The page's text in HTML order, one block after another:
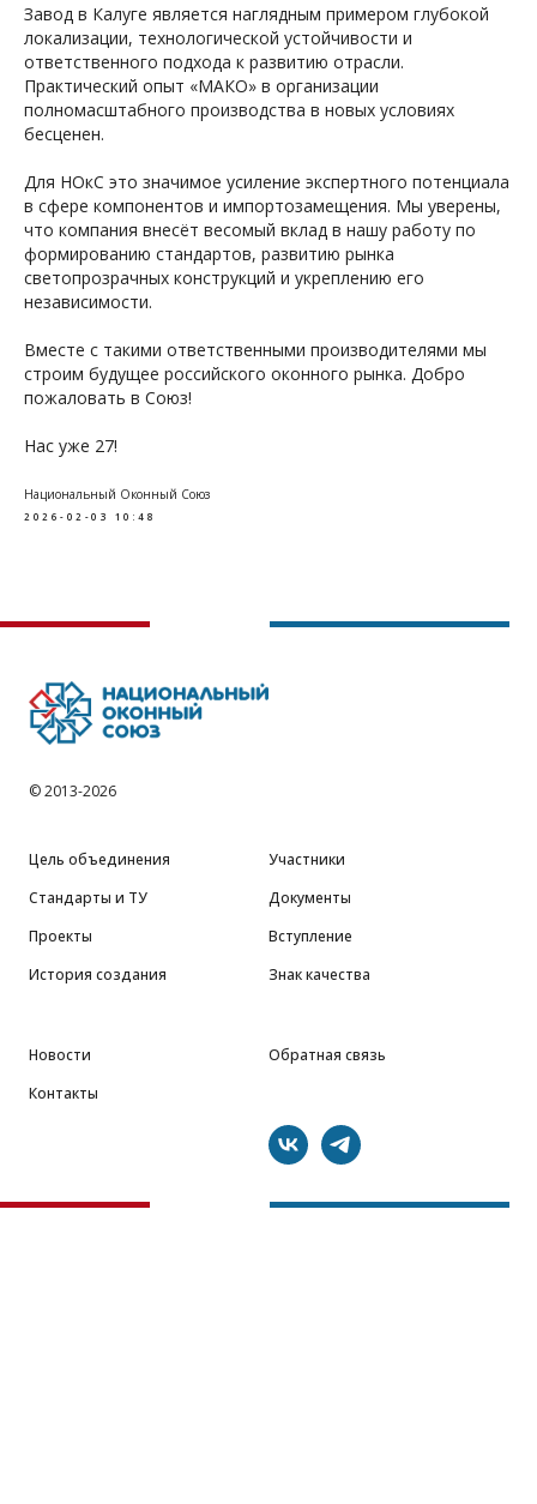
Завод в Калуге является наглядным примером глубокой
локализации, технологической устойчивости и
ответственного подхода к развитию отрасли.
Практический опыт «МАКО» в организации
полномасштабного производства в новых условиях
бесценен.
Для НОкС это значимое усиление экспертного потенциала
в сфере компонентов и импортозамещения. Мы уверены,
что компания внесёт весомый вклад в нашу работу по
формированию стандартов, развитию рынка
светопрозрачных конструкций и укреплению его
независимости.
Вместе с такими ответственными производителями мы
строим будущее российского оконного рынка. Добро
пожаловать в Союз!
Нас уже 27!
Национальный Оконный Союз
2026-02-03 10:48
©2013-2026
Цель объединения
Стандарты и ТУ
Проекты
История создания
Участники
Документы
Вступление
Знак качества
Новости
Контакты
Обратная связь